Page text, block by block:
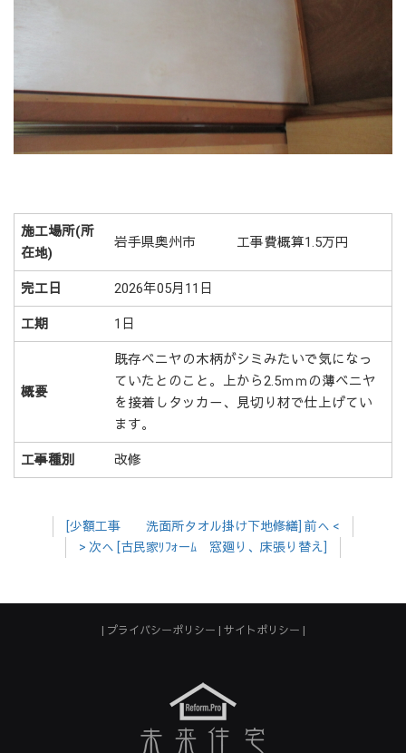
施工場所(所
在地)
岩手県奥州市 工事費概算1.5万円
完工日 2026年05月11日
工期 1日
概要
既存ベニヤの木柄がシミみたいで気になっ
ていたとのこと。上から2.5ｍｍの薄ベニヤ
を接着しタッカ－、見切り材で仕上げてい
ます。
工事種別 改修
[少額工事 洗面所タオル掛け下地修繕] 前へ <
> 次へ [古民家ﾘﾌｫ－ﾑ 窓廻り、床張り替え]
プライバシーポリシー サイトポリシー